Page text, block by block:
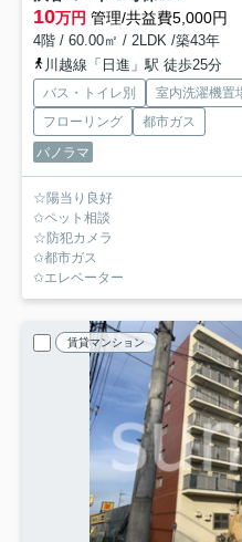
10万円 管理/共益費5,000円
4階 / 60.00㎡ / 2LDK /築43年
川越線「日進」駅 徒歩25分
バス・トイレ別 室内洗濯機置
フローリング
都市ガス
パノラマ
☆陽当り良好
✩ペット相談
☆防犯カメラ
✩都市ガス
✩エレベーター
賃貸マンション